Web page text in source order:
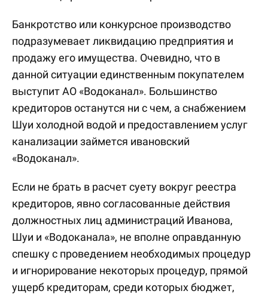
Банкротство или конкурсное производство
подразумевает ликвидацию предприятия и
продажу его имущества. Очевидно, что в
данной ситуации единственным покупателем
выступит АО «Водоканал». Большинство
кредиторов останутся ни с чем, а снабжением
Шуи холодной водой и предоставлением услуг
канализации займется ивановский
«Водоканал».
Если не брать в расчет суету вокруг реестра
кредиторов, явно согласованные действия
должностных лиц администраций Иванова,
Шуи и «Водоканала», не вполне оправданную
спешку с проведением необходимых процедур
и игнорирование некоторых процедур, прямой
ущерб кредиторам, среди которых бюджет,